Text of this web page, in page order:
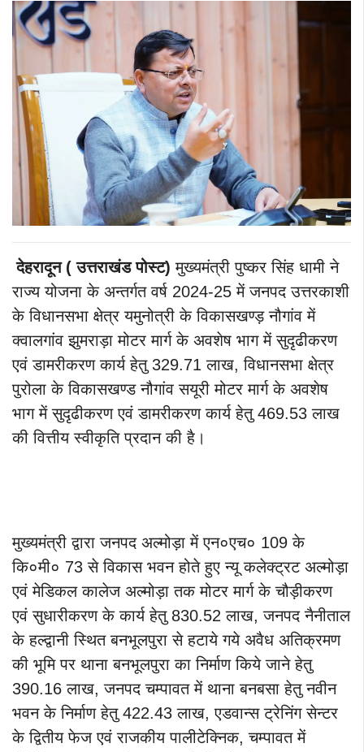
देहरादून ( उत्तराखंड पोस्ट) मुख्यमंत्री पुष्कर सिंह धामी ने
राज्य योजना के अन्तर्गत वर्ष 2024-25 में जनपद उत्तरकाशी
के विधानसभा क्षेत्र यमुनोत्री के विकासखण्ड़ नौगांव में
क्वालगांव झुमराड़ा मोटर मार्ग के अवशेष भाग में सुदृढीकरण
एवं डामरीकरण कार्य हेतु 329.71 लाख, विधानसभा क्षेत्र
पुरोला के विकासखण्ड नौगांव सयूरी मोटर मार्ग के अवशेष
भाग में सुदृढीकरण एवं डामरीकरण कार्य हेतु 469.53 लाख
की वित्तीय स्वीकृति प्रदान की है।
मुख्यमंत्री द्वारा जनपद अल्मोड़ा में एन०एच० 109 के
कि०मी० 73 से विकास भवन होते हुए न्यू कलेक्ट्रट अल्मोड़ा
एवं मेडिकल कालेज अल्मोड़ा तक मोटर मार्ग के चौड़ीकरण
एवं सुधारीकरण के कार्य हेतु 830.52 लाख, जनपद नैनीताल
के हल्द्वानी स्थित बनभूलपुरा से हटाये गये अवैध अतिक्रमण
की भूमि पर थाना बनभूलपुरा का निर्माण किये जाने हेतु
390.16 लाख, जनपद चम्पावत में थाना बनबसा हेतु नवीन
भवन के निर्माण हेतु 422.43 लाख, एडवान्स ट्रेनिंग सेन्टर
के द्वितीय फेज एवं राजकीय पालीटेक्निक, चम्पावत में